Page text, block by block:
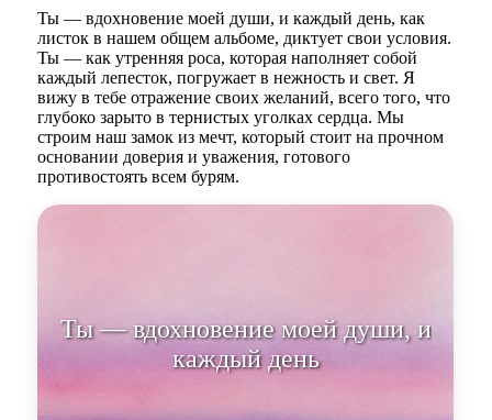
Ты — вдохновение моей души, и каждый день, как
листок в нашем общем альбоме, диктует свои условия.
Ты — как утренняя роса, которая наполняет собой
каждый лепесток, погружает в нежность и свет. Я
вижу в тебе отражение своих желаний, всего того, что
глубоко зарыто в тернистых уголках сердца. Мы
строим наш замок из мечт, который стоит на прочном
основании доверия и уважения, готового
противостоять всем бурям.
Ты — вдохновение моей души, и
каждый день диктует свои